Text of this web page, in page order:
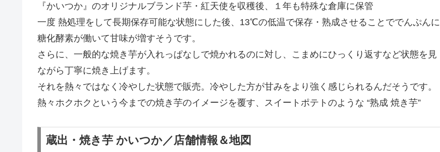
『かいつか』のオリジナルブランド芋・紅天使を収穫後、１年も特殊な倉庫に保管
一度 熱処理をして長期保存可能な状態にした後、13℃の低温で保存・熟成させることででんぷんに
糖化酵素が働いて甘味が増すそうです。
さらに、一般的な焼き芋が入れっぱなしで焼かれるのに対し、こまめにひっくり返すなど状態を見
ながら丁寧に焼き上げます。
それを熱々ではなく冷やした状態で販売。冷やした方が甘みをより強く感じられるんだそうです。
熱々ホクホクという今までの焼き芋のイメージを覆す、スイートポテトのような “熟成 焼き芋”
蔵出・焼き芋 かいつか／店舗情報＆地図